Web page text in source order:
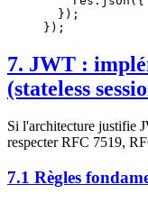
  });
});
7. JWT :
(stateless
Si l'architecture justifie
respecter RFC 7519,
7.1 Règles